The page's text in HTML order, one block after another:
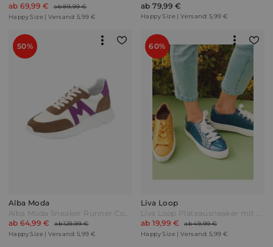
ab 69,99 €
ab 89,99 €
Happy Size | Versand: 5,99 €
ab 79,99 €
Happy Size | Versand: 5,99 €
50%
Alba Moda
ab 64,99 €
ab 129,99 €
Happy Size | Versand: 5,99 €
60%
Liva Loop
ab 19,99 €
ab 49,99 €
Happy Size | Versand: 5,99 €